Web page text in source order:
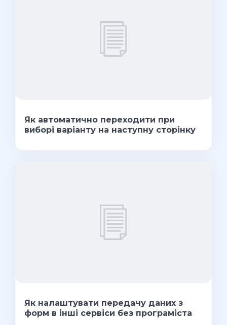
Як автоматично переходити при
виборі варіанту на наступну сторінку
Як налаштувати передачу даних з
форм в інші сервіси без програміста